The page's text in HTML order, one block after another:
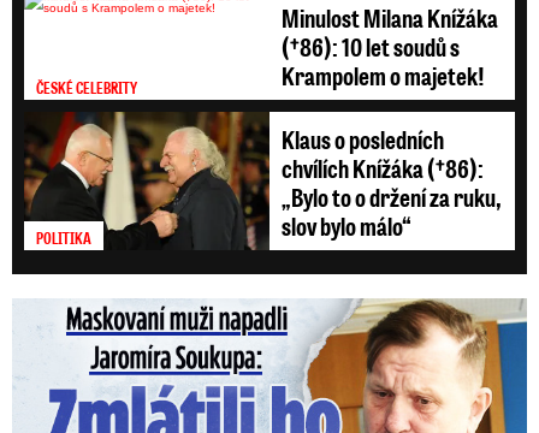
ČESKÉ CELEBRITY
Minulost Milana Knížáka
(†86): 10 let soudů s
Krampolem o majetek!
POLITIKA
Klaus o posledních
chvílích Knížáka (†86):
„Bylo to o držení za ruku,
slov bylo málo“
Maskovaní muži napadli Jaromíra Soukupa: Krvavá nakládačka